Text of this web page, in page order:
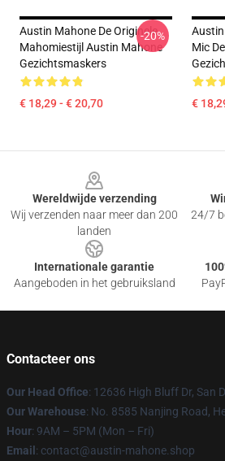
Austin Mahone De Originele
Mahomiestijl Austin Mahone
Gezichtsmaskers
€ 18,29 - € 20,70
-20%
Austin
Mic
€
Wereldwijde verzending
Wij verzenden naar meer dan 200
landen
24/7
Internationale garantie
Aangeboden in het gebruiksland
Contacteer ons
Our Head Office: 12636 High Bluff Dr, San
Our Warehouse: No. 8585 Nanjing Road,
Hour: 9AM – 5PM (Mon – Fri)
Email : contact@austin-mahone.shop